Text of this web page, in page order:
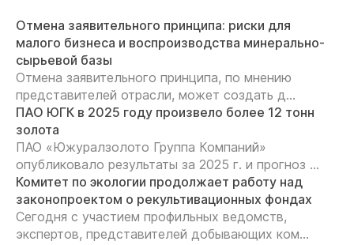
Отмена заявительного принципа: риски для
малого бизнеса и воспроизводства минерально-
сырьевой базы
Отмена заявительного принципа, по мнению
представителей отрасли, может создать д...
ПАО ЮГК в 2025 году произвело более 12 тонн
золота
ПАО «Южуралзолото Группа Компаний»
опубликовало результаты за 2025 г. и прогноз ...
Комитет по экологии продолжает работу над
законопроектом о рекультивационных фондах
Сегодня с участием профильных ведомств,
экспертов, представителей добывающих ком...